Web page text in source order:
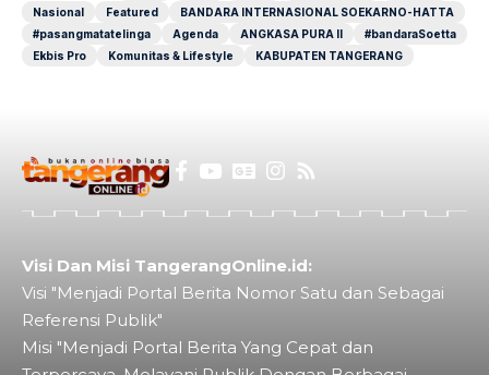
Nasional
Featured
BANDARA INTERNASIONAL SOEKARNO-HATTA
#pasangmatatelinga
Agenda ANGKASA PURA II
#bandaraSoetta
Ekbis Pro
Komunitas & Lifestyle KABUPATEN TANGERANG
Visi Dan Misi TangerangOnline.id:
Visi "Menjadi Portal Berita Nomor Satu dan Sebagai
Referensi Publik"
Misi "Menjadi Portal Berita Yang Cepat dan